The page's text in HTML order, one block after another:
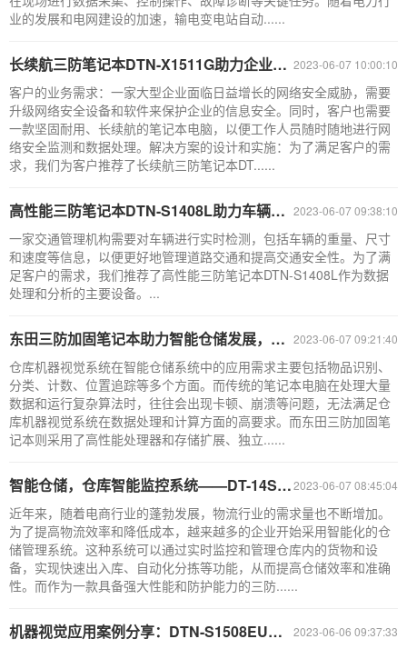
业的发展和电网建设的加速，输电变电站自动......
2023-06-07 10:00:10
长续航三防笔记本DTN-X1511G助力企业应对网络安全挑战
客户的业务需求：一家大型企业面临日益增长的网络安全威胁，需要
升级网络安全设备和软件来保护企业的信息安全。同时，客户也需要
一款坚固耐用、长续航的笔记本电脑，以便工作人员随时随地进行网
络安全监测和数据处理。解决方案的设计和实施：为了满足客户的需
求，我们为客户推荐了长续航三防笔记本DT......
2023-06-07 09:38:10
高性能三防笔记本DTN-S1408L助力车辆检测，提升交通安全
一家交通管理机构需要对车辆进行实时检测，包括车辆的重量、尺寸
和速度等信息，以便更好地管理道路交通和提高交通安全性。为了满
足客户的需求，我们推荐了高性能三防笔记本DTN-S1408L作为数据
处理和分析的主要设备。...
2023-06-07 09:21:40
东田三防加固笔记本助力智能仓储发展，仓库机器视觉系统升级换代
仓库机器视觉系统在智能仓储系统中的应用需求主要包括物品识别、
分类、计数、位置追踪等多个方面。而传统的笔记本电脑在处理大量
数据和运行复杂算法时，往往会出现卡顿、崩溃等问题，无法满足仓
库机器视觉系统在数据处理和计算方面的高要求。而东田三防加固笔
记本则采用了高性能处理器和存储扩展、独立......
2023-06-07 08:45:04
智能仓储，仓库智能监控系统——DT-14S三防加固笔记本助力企业提升效率
近年来，随着电商行业的蓬勃发展，物流行业的需求量也不断增加。
为了提高物流效率和降低成本，越来越多的企业开始采用智能化的仓
储管理系统。这种系统可以通过实时监控和管理仓库内的货物和设
备，实现快速出入库、自动化分拣等功能，从而提高仓储效率和准确
性。而作为一款具备强大性能和防护能力的三防......
2023-06-06 09:37:33
机器视觉应用案例分享：DTN-S1508EU三防加固笔记本助力产品质量检测